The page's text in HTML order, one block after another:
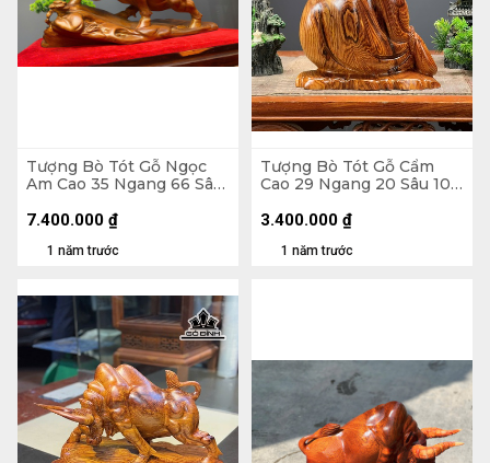
Tượng Bò Tót Gỗ Ngọc
Am Cao 35 Ngang 66 Sâu
1 năm trước
7.400.000 ₫
Tượng Bò Tót Gỗ Cẩm
Cao 29 Ngang 20 Sâu 10
1 năm trước
3.400.000 ₫